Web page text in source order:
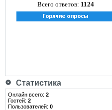
Всего ответов: 1124
Статистика
Онлайн всего: 2
Гостей: 2
Пользователей: 0